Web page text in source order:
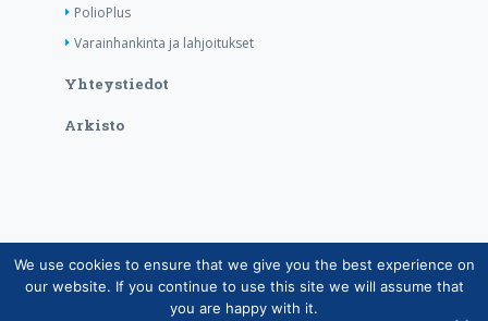
PolioPlus
Varainhankinta ja lahjoitukset
Yhteystiedot
Arkisto
Copyright © Suomen Rotarypalvelu ry 2026 |
Jäsentietojärjestelmän tietosuojaseloste|Henkilötietojen
We use cookies to ensure that we give you the best experience on
our website. If you continue to use this site we will assume that
you are happy with it.